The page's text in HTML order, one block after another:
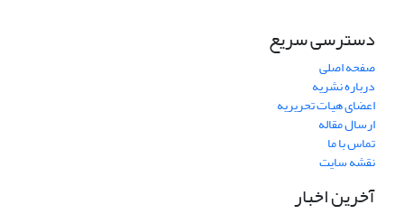
دسترسی سریع
صفحه اصلی
درباره نشریه
اعضای هیات تحریریه
ارسال مقاله
تماس با ما
نقشه سایت
آخرین اخبار